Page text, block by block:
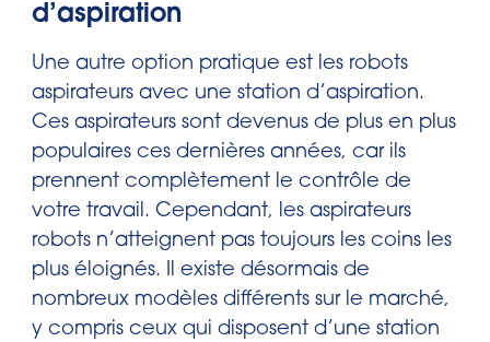
d’aspiration
Une autre option pratique est les robots
aspirateurs avec une station d’aspiration.
Ces aspirateurs sont devenus de plus en plus
populaires ces dernières années, car ils
prennent complètement le contrôle de
votre travail. Cependant, les aspirateurs
robots n’atteignent pas toujours les coins les
plus éloignés. Il existe désormais de
nombreux modèles différents sur le marché,
y compris ceux qui disposent d’une station